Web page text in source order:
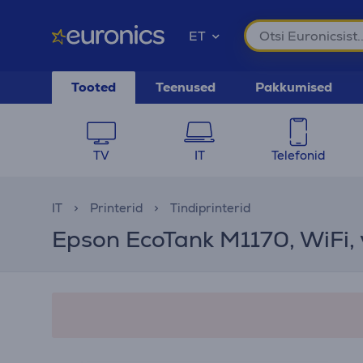
ET
Tooted Teenused Pakkumised
TV IT Telefonid
IT Printerid Tindiprinterid
Epson EcoTank M1170,